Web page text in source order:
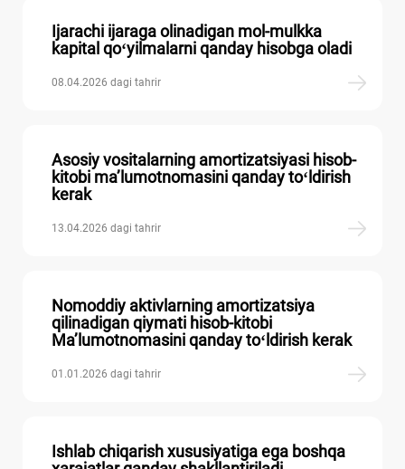
Ijarachi ijaraga olinadigan mol-mulkka
kapital qoʻyilmalarni qanday hisobga oladi
08.04.2026 dagi tahrir
Asosiy vositalarning amortizatsiyasi hisob-
kitobi ma’lumotnomasini qanday toʻldirish
kerak
13.04.2026 dagi tahrir
Nomoddiy aktivlarning amortizatsiya
qilinadigan qiymati hisob-kitobi
Ma’lumotnomasini qanday toʻldirish kerak
01.01.2026 dagi tahrir
Ishlab chiqarish хususiyatiga ega boshqa